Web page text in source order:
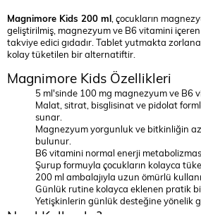
Magnimore Kids 200 ml , çocukların
geliştirilmiş, magnezyum ve B6 vitamini
takviye edici gıdadır. Tablet yutmakta
kolay tüketilen bir alternatiftir.
Magnimore Kids Özellikleri
5 ml'sinde 100 mg magnezyum ve B6
Malat, sitrat, bisglisinat ve pidolat
sunar.
Magnezyum yorgunluk ve bitkinliğin
bulunur.
B6 vitamini normal enerji
Şurup formuyla çocukların kolayca
200 ml ambalajıyla uzun ömürlü
Günlük rutine kolayca eklenen pratik
Yetişkinlerin günlük desteğine yönelik